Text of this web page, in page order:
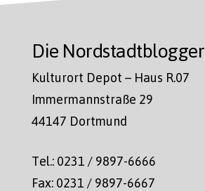
Die Nordstadtblogger
Kulturort Depot – Haus R.07
Immermannstraße 29
44147 Dortmund
Tel.: 0231 / 9897-6666
Fax: 0231 / 9897-6667